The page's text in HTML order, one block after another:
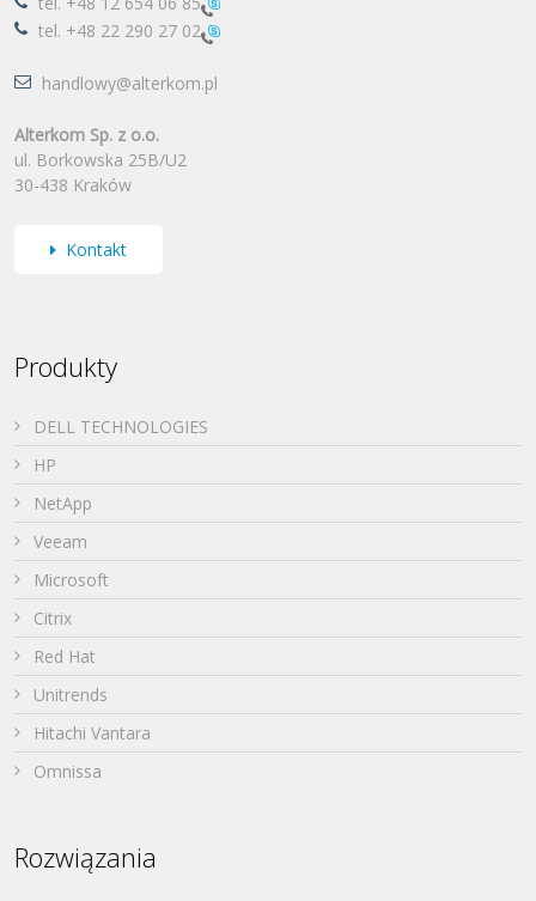
tel. +48 22 290 27 02
handlowy@alterkom.pl
Alterkom Sp. z o.o.
ul. Borkowska 25B/U2
30-438 Kraków
Kontakt
Produkty
DELL TECHNOLOGIES
HP
NetApp
Veeam
Microsoft
Citrix
Red Hat
Unitrends
Hitachi Vantara
Omnissa
Rozwiązania